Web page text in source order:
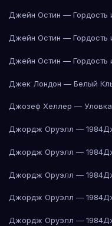
Джейн Остин — Гордость
Джейн Остин — Гордость
Джейн Остин — Гордость
Джек Лондон — Белый
Джозеф Хеллер —
Джордж Оруэлл — 1984
Джордж Оруэлл — 1984
Джордж Оруэлл — 1984
Джордж Оруэлл — 1984
Джордж Оруэлл — 1984